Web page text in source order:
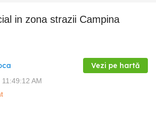
in zona strazii Campina
Vezi pe hartă
AM